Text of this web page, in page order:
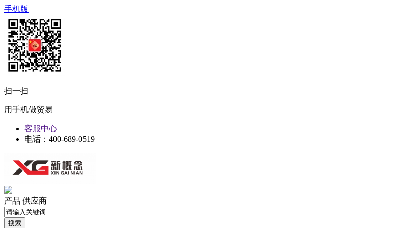
手机版
扫一扫
用手机做贸易
客服中心
电话：400-689-0519
产品 供应商
搜索